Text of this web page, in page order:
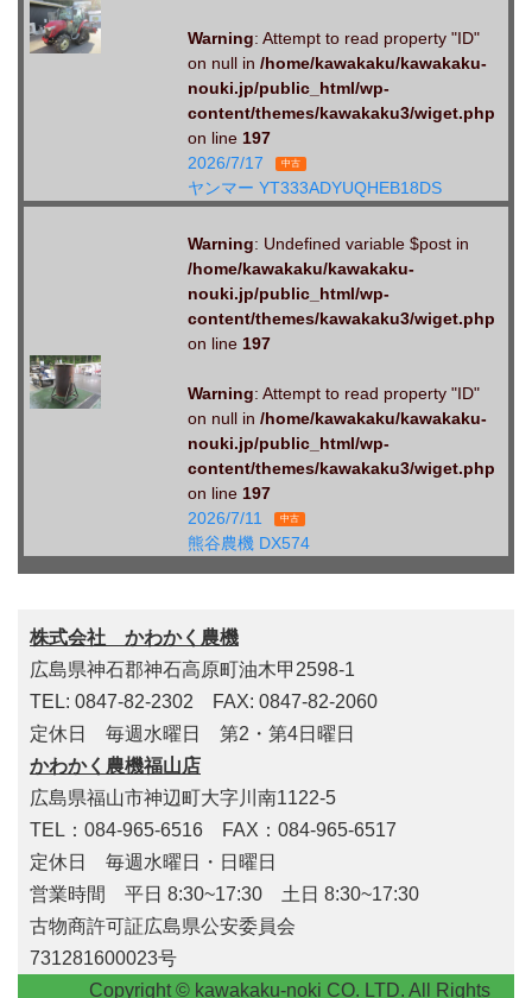
Warning: Attempt to read property "ID"
on null in /home/kawakaku/kawakaku-
nouki.jp/public_html/wp-
content/themes/kawakaku3/wiget.php
on line 197
2026/7/17
中古
ヤンマー YT333ADYUQHEB18DS
Warning: Undefined variable $post in
/home/kawakaku/kawakaku-
nouki.jp/public_html/wp-
content/themes/kawakaku3/wiget.php
on line 197
Warning: Attempt to read property "ID"
on null in /home/kawakaku/kawakaku-
nouki.jp/public_html/wp-
content/themes/kawakaku3/wiget.php
on line 197
2026/7/11
中古
熊谷農機 DX574
株式会社 かわかく農機
広島県神石郡神石高原町油木甲2598-1
TEL: 0847-82-2302 FAX: 0847-82-2060
定休日 毎週水曜日 第2・第4日曜日
かわかく農機福山店
広島県福山市神辺町大字川南1122-5
TEL：084-965-6516 FAX：084-965-6517
定休日 毎週水曜日・日曜日
営業時間 平日 8:30~17:30 土日 8:30~17:30
古物商許可証広島県公安委員会
731281600023号
Copyright © kawakaku-noki CO. LTD. All Rights